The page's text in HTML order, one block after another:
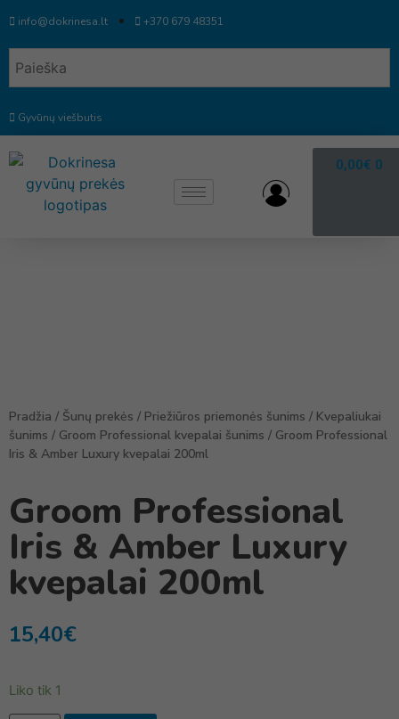
info@dokrinesa.lt +370 679 48351
Gyvūnų viešbutis
0,00€ 0
Pradžia / Šunų prekės / Priežiūros priemonės šunims / Kvepaliukai
šunims / Groom Professional kvepalai šunims / Groom Professional
Iris & Amber Luxury kvepalai 200ml
Groom Professional
Iris & Amber Luxury
kvepalai 200ml
15,40€
Liko tik 1